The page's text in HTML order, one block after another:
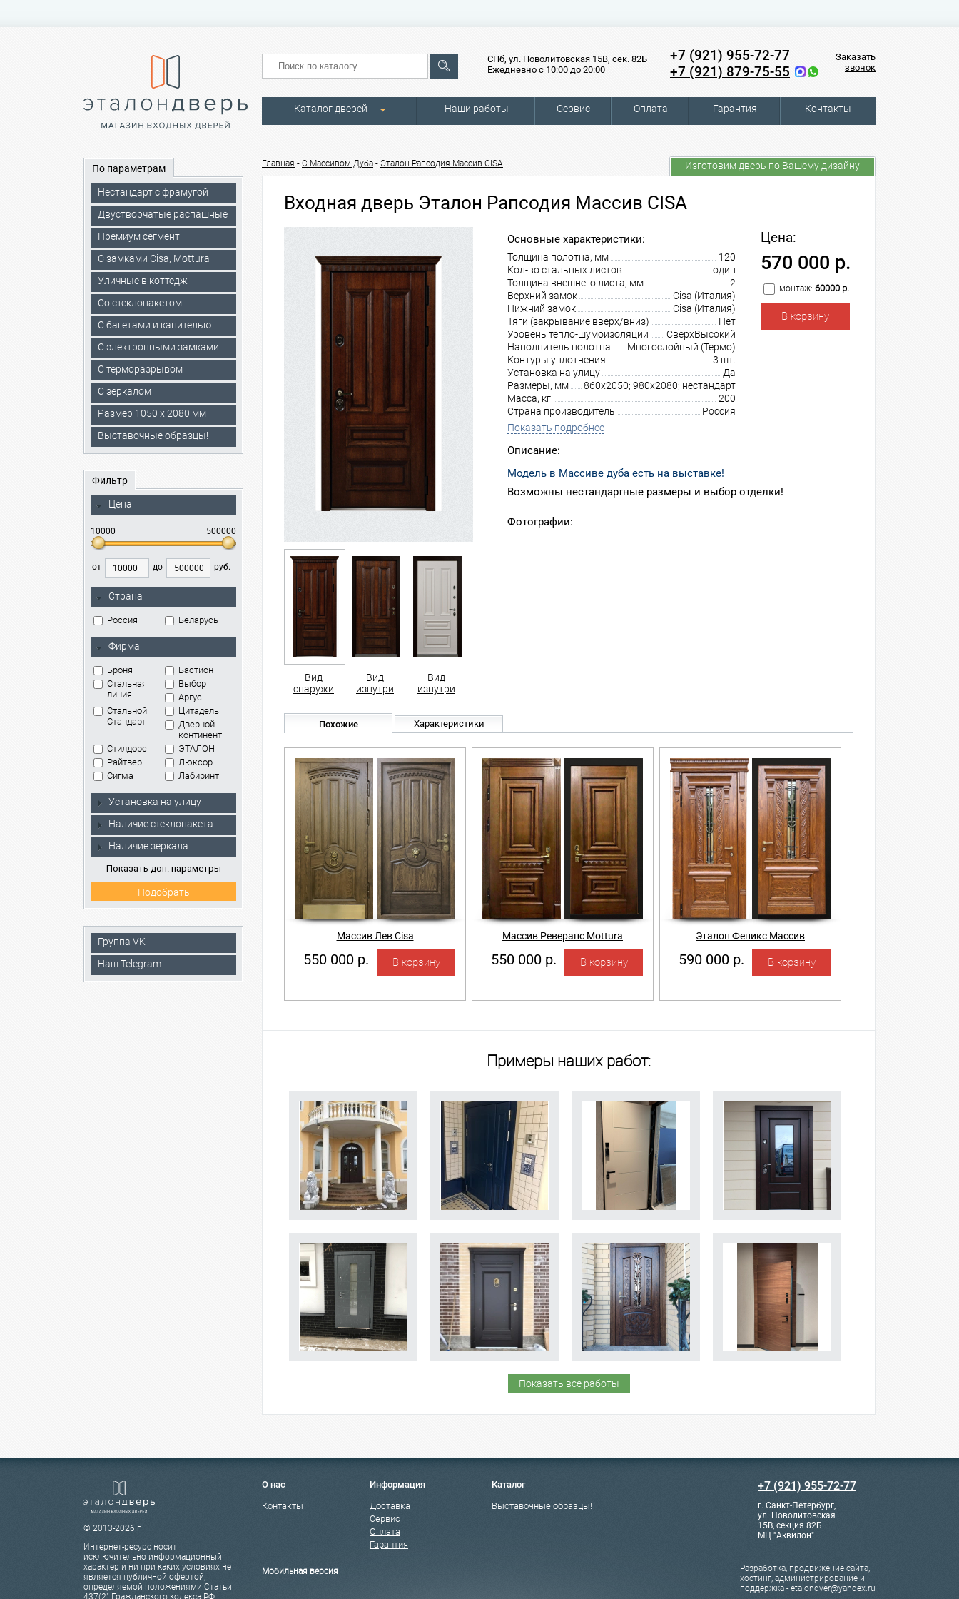
СПб, ул. Новолитовская 15В, сек. 82Б
Ежедневно с 10:00 до 20:00
+7 (921) 955-72-77
+7 (921) 879-75-55
Заказать
звонок
Каталог дверей Наши работы Сервис Оплата Гарантия Контакты
По параметрам
Нестандарт с фрамугой
Двустворчатые распашные
Премиум сегмент
C замками Cisa, Mottura
Уличные в коттедж
Со стеклопакетом
С багетами и капителью
C электронными замками
С терморазрывом
С зеркалом
Размер 1050 х 2080 мм
Выставочные образцы!
Фильтр
Цена
10000 500000
от до руб.
Страна
Россия Беларусь
Фирма
Броня
Бастион
Стальная
линия
Выбор
Аргус
Стальной
Стандарт
Цитадель
Дверной
континент
Стилдорс
ЭТАЛОН
Райтвер
Люксор
Сигма
Лабиринт
Установка на улицу
Наличие стеклопакета
Наличие зеркала
Показать доп. параметры
Группа VK
Наш Telegram
Главная - С Массивом Дуба - Эталон Рапсодия Массив CISA Изготовим дверь по Вашему дизайну
Входная дверь Эталон Рапсодия Массив CISA
Вид
снаружи
Вид
изнутри
Вид
изнутри
Основные характеристики:
Толщина полотна, мм
120
Кол-во стальных листов
один
Толщина внешнего листа, мм
2
Верхний замок
Cisa (Италия)
Нижний замок
Cisa (Италия)
Тяги (закрывание вверх/вниз)
Нет
Уровень тепло-шумоизоляции
СверхВысокий
Наполнитель полотна
Многослойный (Термо)
Контуры уплотнения
3 шт.
Установка на улицу
Да
Размеры, мм
860х2050; 980х2080; нестандарт
Масса, кг
200
Страна производитель
Россия
Показать подробнее
Цена:
570 000 р.
монтаж: 60000 р.
Описание:
Модель в Массиве дуба есть на выставке!
Возможны нестандартные размеры и выбор отделки!
Фотографии:
Похожие Характеристики
Массив Лев Cisa
550 000 р.
Массив Реверанс Mottura
550 000 р.
Эталон Феникс Массив
590 000 р.
Примеры наших работ:
Показать все работы
© 2013-2026 г
Интернет-ресурс носит
исключительно информационный
характер и ни при каких условиях не
является публичной офертой,
определяемой положениями Статьи
437(2) Гражданского кодекса РФ.
О нас
Контакты
Информация
Доставка
Сервис
Оплата
Гарантия
Каталог
Выставочные образцы!
Мобильная версия
+7 (921) 955-72-77
г. Санкт-Петербург,
ул. Новолитовская
15В, секция 82Б
МЦ "Аквилон"
Разработка, продвижение сайта,
хостинг, администрирование и
поддержка - etalondver@yandex.ru